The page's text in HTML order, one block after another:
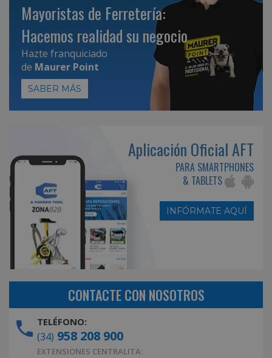
Mayoristas de Ferretería:
Hacemos realidad su negocio
Hazte franquiciado
de Maurer Point
SABER MÁS
Aplicación Oficial AFT
PARA SMARTPHONES
& TABLETS
INFÓRMATE AQUÍ
CONTACTE CON NOSOTROS
TELÉFONO:
(34) 958 208 900
EXTENSIONES CENTRALITA: